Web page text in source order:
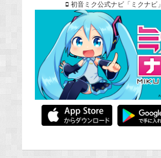
初音ミク公式ナビ「ミクナビ」